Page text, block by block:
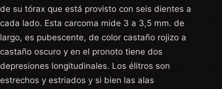
de su tórax que está provisto con seis dientes a
cada lado. Esta carcoma mide 3 a 3,5 mm. de
largo, es pubescente, de color castaño rojizo a
castaño oscuro y en el pronoto tiene dos
depresiones longitudinales. Los élitros son
estrechos y estriados y si bien las alas